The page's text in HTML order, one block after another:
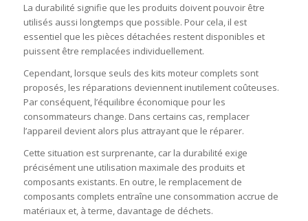
La durabilité signifie que les produits doivent pouvoir être
utilisés aussi longtemps que possible. Pour cela, il est
essentiel que les pièces détachées restent disponibles et
puissent être remplacées individuellement.
Cependant, lorsque seuls des kits moteur complets sont
proposés, les réparations deviennent inutilement coûteuses.
Par conséquent, l’équilibre économique pour les
consommateurs change. Dans certains cas, remplacer
l’appareil devient alors plus attrayant que le réparer.
Cette situation est surprenante, car la durabilité exige
précisément une utilisation maximale des produits et
composants existants. En outre, le remplacement de
composants complets entraîne une consommation accrue de
matériaux et, à terme, davantage de déchets.